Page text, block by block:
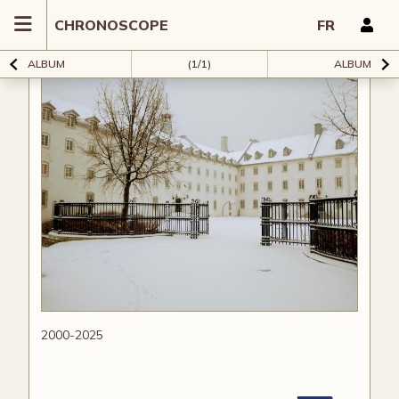
CHRONOSCOPE FR
ALBUM (1/1) ALBUM
2000-2025